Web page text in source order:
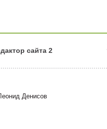
сайта 2
Денисов